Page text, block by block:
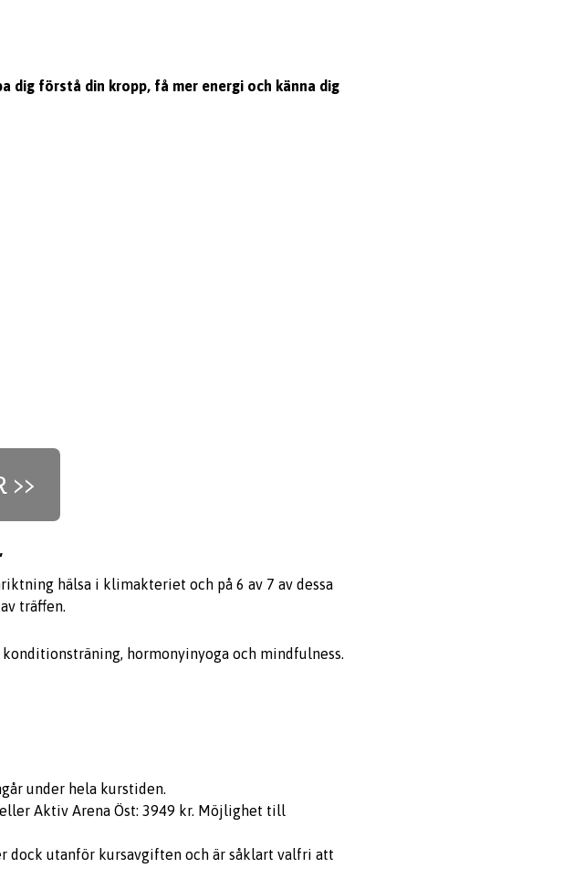
dig förstå din kropp, få mer energi och känna dig
>>
hälsa i klimakteriet och på 6 av 7 av dessa
träffen.
hormonyinyoga och mindfulness.
under hela kurstiden.
Aktiv Arena Öst: 3949 kr. Möjlighet till
dock utanför kursavgiften och är såklart valfri att